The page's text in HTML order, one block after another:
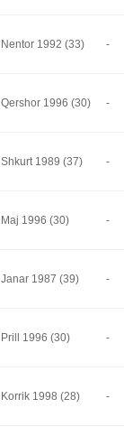
1992 (33) -
1996 (30) -
1989 (37) -
1996 (30) -
1987 (39) -
1996 (30) -
1998 (28) -